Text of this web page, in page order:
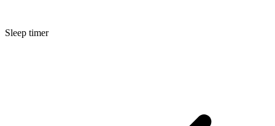
Sleep timer